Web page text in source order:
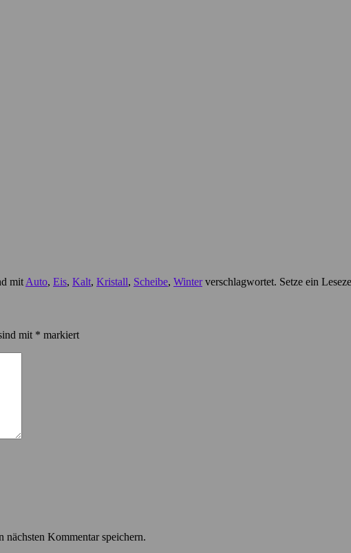
mit Auto, Eis, Kalt, Kristall, Scheibe, Winterverschlagwortet. Setze ein
mit * markiert
Kommentar speichern.